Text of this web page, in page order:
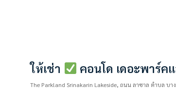
ให้เช่า คอนโด เดอะพาร์ค
The Parkland Srinakarin Lakeside, ถนน ลาซาล ตำบล บ